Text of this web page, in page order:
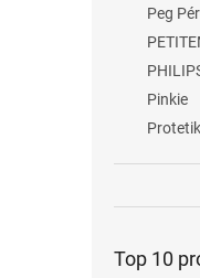
Peg
Pinkie
Top 10